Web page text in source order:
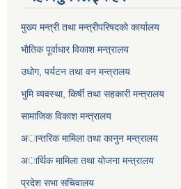
मुख्य मन्त्री तथा मन्त्रीपरिषदकाे कार्यालय
भाैतिक पूर्वाधार विकाश मन्त्रालय
उधाेग, पर्यटन तथा वन मन्त्रालय
भुमि व्यवस्था, किर्षी तथा सहकारी मन्त्रालय
सामाजिक विकाश मन्त्रालय
अान्तरिक मामिला तथा कानुन मन्त्रालय
अार्थिक मामिला तथा याेजना मन्त्रालय
प्रदेश सभा सचिवालय